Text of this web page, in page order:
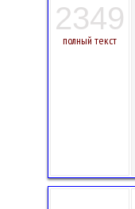
2349
полный текст